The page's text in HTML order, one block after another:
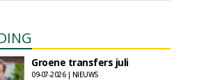
Groene transfers juli
09-07-2026 | NIEUWS